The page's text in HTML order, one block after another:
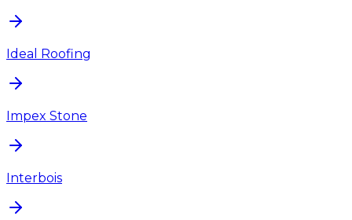
Ideal Roofing
Impex Stone
Interbois